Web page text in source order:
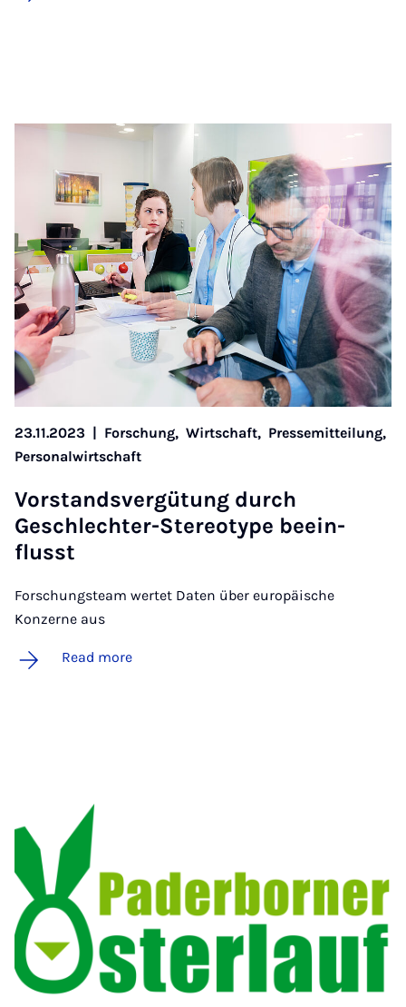
23.11.2023 Forschung, Wirtschaft, Pressemitteilung,
Personalwirtschaft
Vor­stands­ver­gü­tung durch
Geschlechter-Ste­reo­type bee­in­
flusst
Forschungsteam wertet Daten über europäische
Konzerne aus
Read more